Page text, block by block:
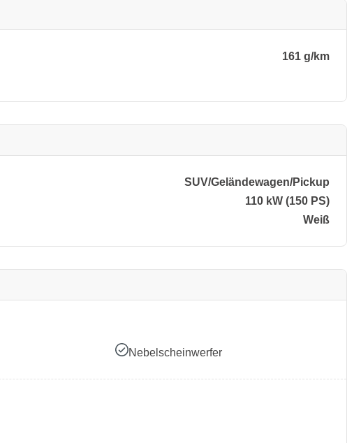
161 g/km
SUV/​Geländewagen/​Pickup
110 kW (150 PS)
Weiß
Nebelscheinwerfer